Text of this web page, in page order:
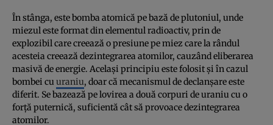
În stânga, este bomba atomică pe bază de plutoniul, unde
miezul este format din elementul radioactiv, prin de
explozibil care creează o presiune pe miez care la rândul
acesteia creează dezintegrarea atomilor, cauzând eliberarea
masivă de energie. Acelaşi principiu este folosit şi în cazul
bombei cu uraniu, doar că mecanismul de declanşare este
diferit. Se bazează pe lovirea a două corpuri de uraniu cu o
forţă puternică, suficientă cât să provoace dezintegrarea
atomilor.